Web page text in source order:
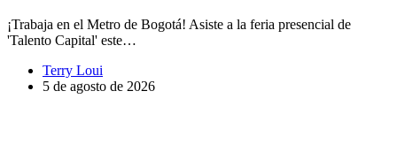
¡Trabaja en el Metro de Bogotá! Asiste a la feria presencial de
'Talento Capital' este…
Terry Loui
5 de agosto de 2026